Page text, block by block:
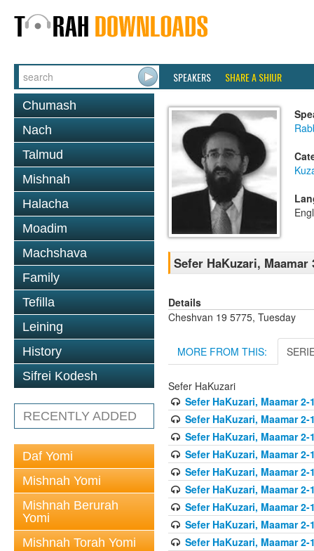
SPEAKERS SHARE A SHIUR
Chumash
Nach
Talmud
Mishnah
Halacha
Moadim
Machshava
Family
Tefilla
Leining
History
Sifrei Kodesh
RECENTLY ADDED
Daf Yomi
Mishnah Yomi
Mishnah Berurah
Yomi
Mishnah Torah Yomi
Sefer HaKuzari, Maamar
Details
Cheshvan 19 5775, Tuesday
MORE FROM THIS:
Sefer HaKuzari
Sefer HaKuzari, Maamar 2-
Sefer HaKuzari, Maamar 2-
Sefer HaKuzari, Maamar 2-
Sefer HaKuzari, Maamar 2-
Sefer HaKuzari, Maamar 2-
Sefer HaKuzari, Maamar 2-
Sefer HaKuzari, Maamar 2-
Sefer HaKuzari, Maamar 2-
Sefer HaKuzari, Maamar 2-